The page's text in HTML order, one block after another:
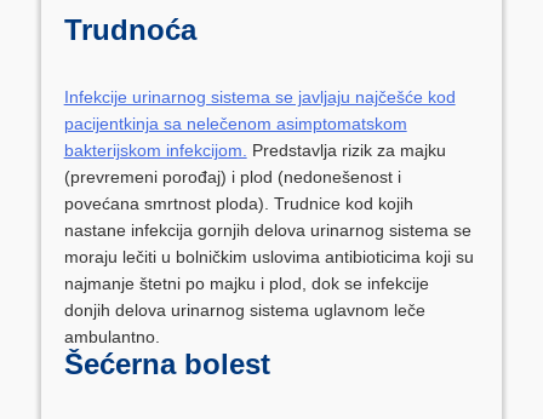
Trudnoća
Infekcije urinarnog sistema se javljaju najčešće kod
pacijentkinja sa nelečenom asimptomatskom
bakterijskom infekcijom.
Predstavlja rizik za majku
(prevremeni porođaj) i plod (nedonešenost i
povećana smrtnost ploda). Trudnice kod kojih
nastane infekcija gornjih delova urinarnog sistema se
moraju lečiti u bolničkim uslovima antibioticima koji su
najmanje štetni po majku i plod, dok se infekcije
donjih delova urinarnog sistema uglavnom leče
ambulantno.
Šećerna bolest